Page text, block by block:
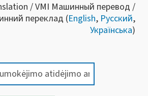
/ VMI Машинный перевод /
переклад (English, Русский,
Українська)